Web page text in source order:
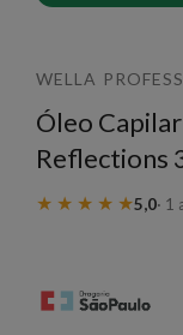
WELLA
Óleo
Reflections
★ ★ ★ ★ ★5,0· 1